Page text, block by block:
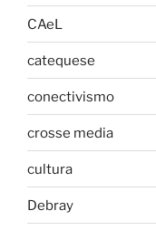
CAeL
catequese
conectivismo
crosse media
cultura
Debray